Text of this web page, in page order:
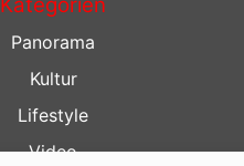
Panorama
Kultur
Lifestyle
Video